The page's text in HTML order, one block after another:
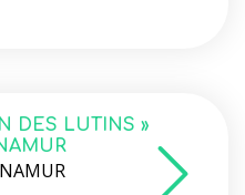
DES LUTINS »